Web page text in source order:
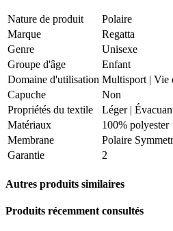
Nature de produit
Polaire
Marque
Regatta
Genre
Unisexe
Groupe d'âge
Enfant
Domaine d'utilisation Multisport | Vie
Capuche
Non
Propriétés du textile
Léger|
Matériaux
100% polyester
Membrane
Polaire
Garantie
2
Autres produits similaires
Produits récemment consultés